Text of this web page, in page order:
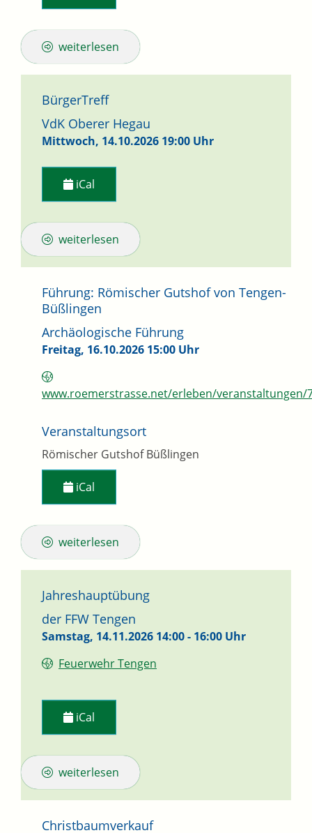
weiterlesen
BürgerTreff
VdK Oberer Hegau
Mittwoch, 14.10.2026 19:00 Uhr
iCal
weiterlesen
Führung: Römischer Gutshof von Tengen-
Büßlingen
Archäologische Führung
Freitag, 16.10.2026 15:00 Uhr
www.roemerstrasse.net/erleben/veranstaltungen/
Veranstaltungsort
Römischer Gutshof Büßlingen
iCal
weiterlesen
Jahreshauptübung
der FFW Tengen
Samstag, 14.11.2026 14:00 - 16:00 Uhr
Feuerwehr Tengen
iCal
weiterlesen
Christbaumverkauf